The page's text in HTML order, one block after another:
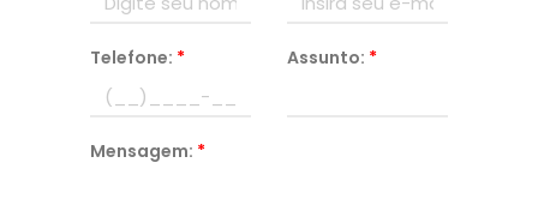
Telefone: * Assunto: *
Mensagem: *